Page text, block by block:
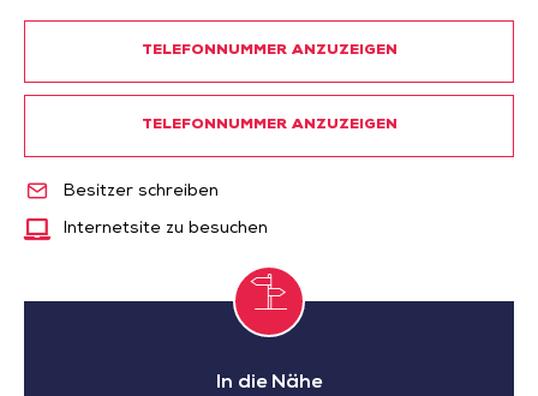
TELEFONNUMMER ANZUZEIGEN
TELEFONNUMMER ANZUZEIGEN
Besitzer schreiben
Internetsite zu besuchen
In die Nähe